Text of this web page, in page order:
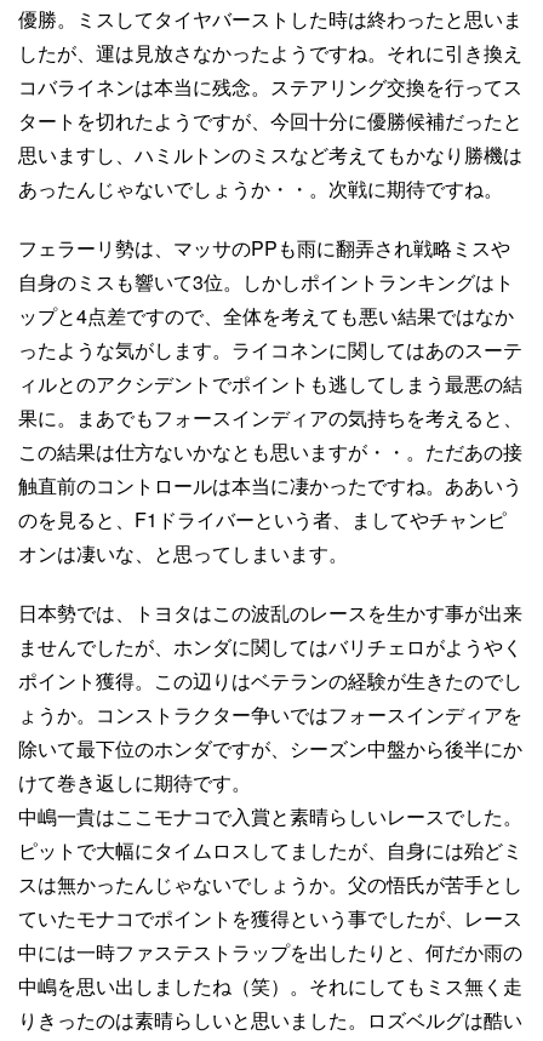
優勝。ミスしてタイヤバーストした時は終わったと思いま
したが、運は見放さなかったようですね。それに引き換え
コバライネンは本当に残念。ステアリング交換を行ってス
タートを切れたようですが、今回十分に優勝候補だったと
思いますし、ハミルトンのミスなど考えてもかなり勝機は
あったんじゃないでしょうか・・。次戦に期待ですね。
フェラーリ勢は、マッサのPPも雨に翻弄され戦略ミスや
自身のミスも響いて3位。しかしポイントランキングはト
ップと4点差ですので、全体を考えても悪い結果ではなか
ったような気がします。ライコネンに関してはあのスーテ
ィルとのアクシデントでポイントも逃してしまう最悪の結
果に。まあでもフォースインディアの気持ちを考えると、
この結果は仕方ないかなとも思いますが・・。ただあの接
触直前のコントロールは本当に凄かったですね。ああいう
のを見ると、F1ドライバーという者、ましてやチャンピ
オンは凄いな、と思ってしまいます。
日本勢では、トヨタはこの波乱のレースを生かす事が出来
ませんでしたが、ホンダに関してはバリチェロがようやく
ポイント獲得。この辺りはベテランの経験が生きたのでし
ょうか。コンストラクター争いではフォースインディアを
除いて最下位のホンダですが、シーズン中盤から後半にか
けて巻き返しに期待です。
中嶋一貴はここモナコで入賞と素晴らしいレースでした。
ピットで大幅にタイムロスしてましたが、自身には殆どミ
スは無かったんじゃないでしょうか。父の悟氏が苦手とし
ていたモナコでポイントを獲得という事でしたが、レース
中には一時ファステストラップを出したりと、何だか雨の
中嶋を思い出しましたね（笑）。それにしてもミス無く走
りきったのは素晴らしいと思いました。ロズベルグは酷い